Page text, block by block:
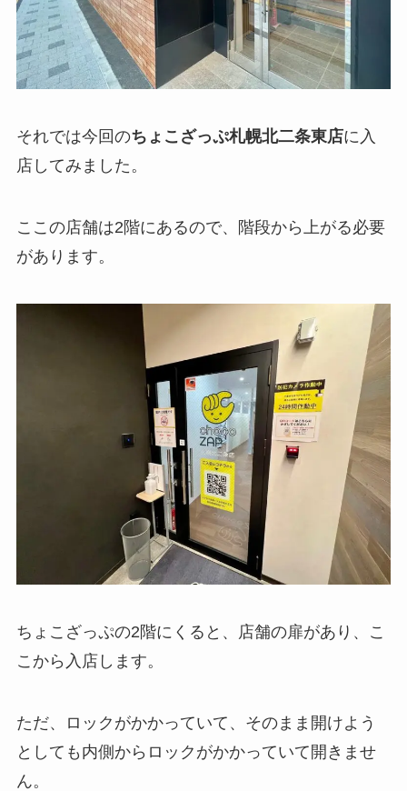
それでは今回のちょこざっぷ札幌北二条東店に入
店してみました。
ここの店舗は2階にあるので、階段から上がる必要
があります。
ちょこざっぷの2階にくると、店舗の扉があり、こ
こから入店します。
ただ、ロックがかかっていて、そのまま開けよう
としても内側からロックがかかっていて開きませ
ん。